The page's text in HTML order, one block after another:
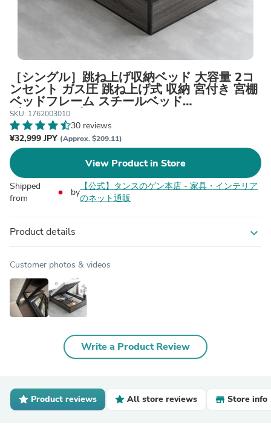
［シングル］跳ね上げ収納ベッド 大容量 2コ
ンセント ガス圧 跳ね上げ式 収納 宮付き 宮棚
ベッドフレーム スチールベッド
〔17620030〕
SKU: 1762003010
30 reviews
¥32,999 JPY (Approx. $209.11)
View Product in Store
Shipped
from
by
【公式】タンスのゲン本店 - 家具・インテリア
のネット通販
Product details expand_more
Customer photos & videos
Write a Product Review
Product reviews All store reviews Store info